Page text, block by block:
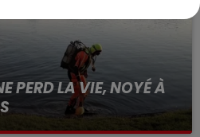
PERD LA VIE, NOYÉ À